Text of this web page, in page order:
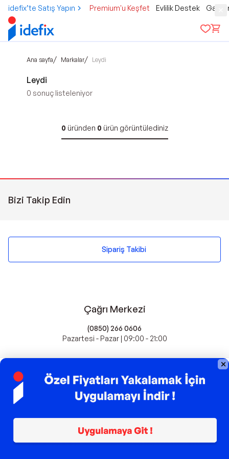
idefix’te Satış Yapın Premium'u Keşfet Evlilik Destek
Ana sayfa/ Markalar/ Leydi
Leydi
0 sonuç listeleniyor
0 üründen 0 ürün görüntülediniz
Bizi Takip Edin
Popüler Markalar
Farmasi
Xiaomi
Lavazza
Fashcolle
Pro Plan
Sipariş Takibi
Çağrı Merkezi
(0850) 266 0606
Pazartesi - Pazar | 09:00 - 21:00